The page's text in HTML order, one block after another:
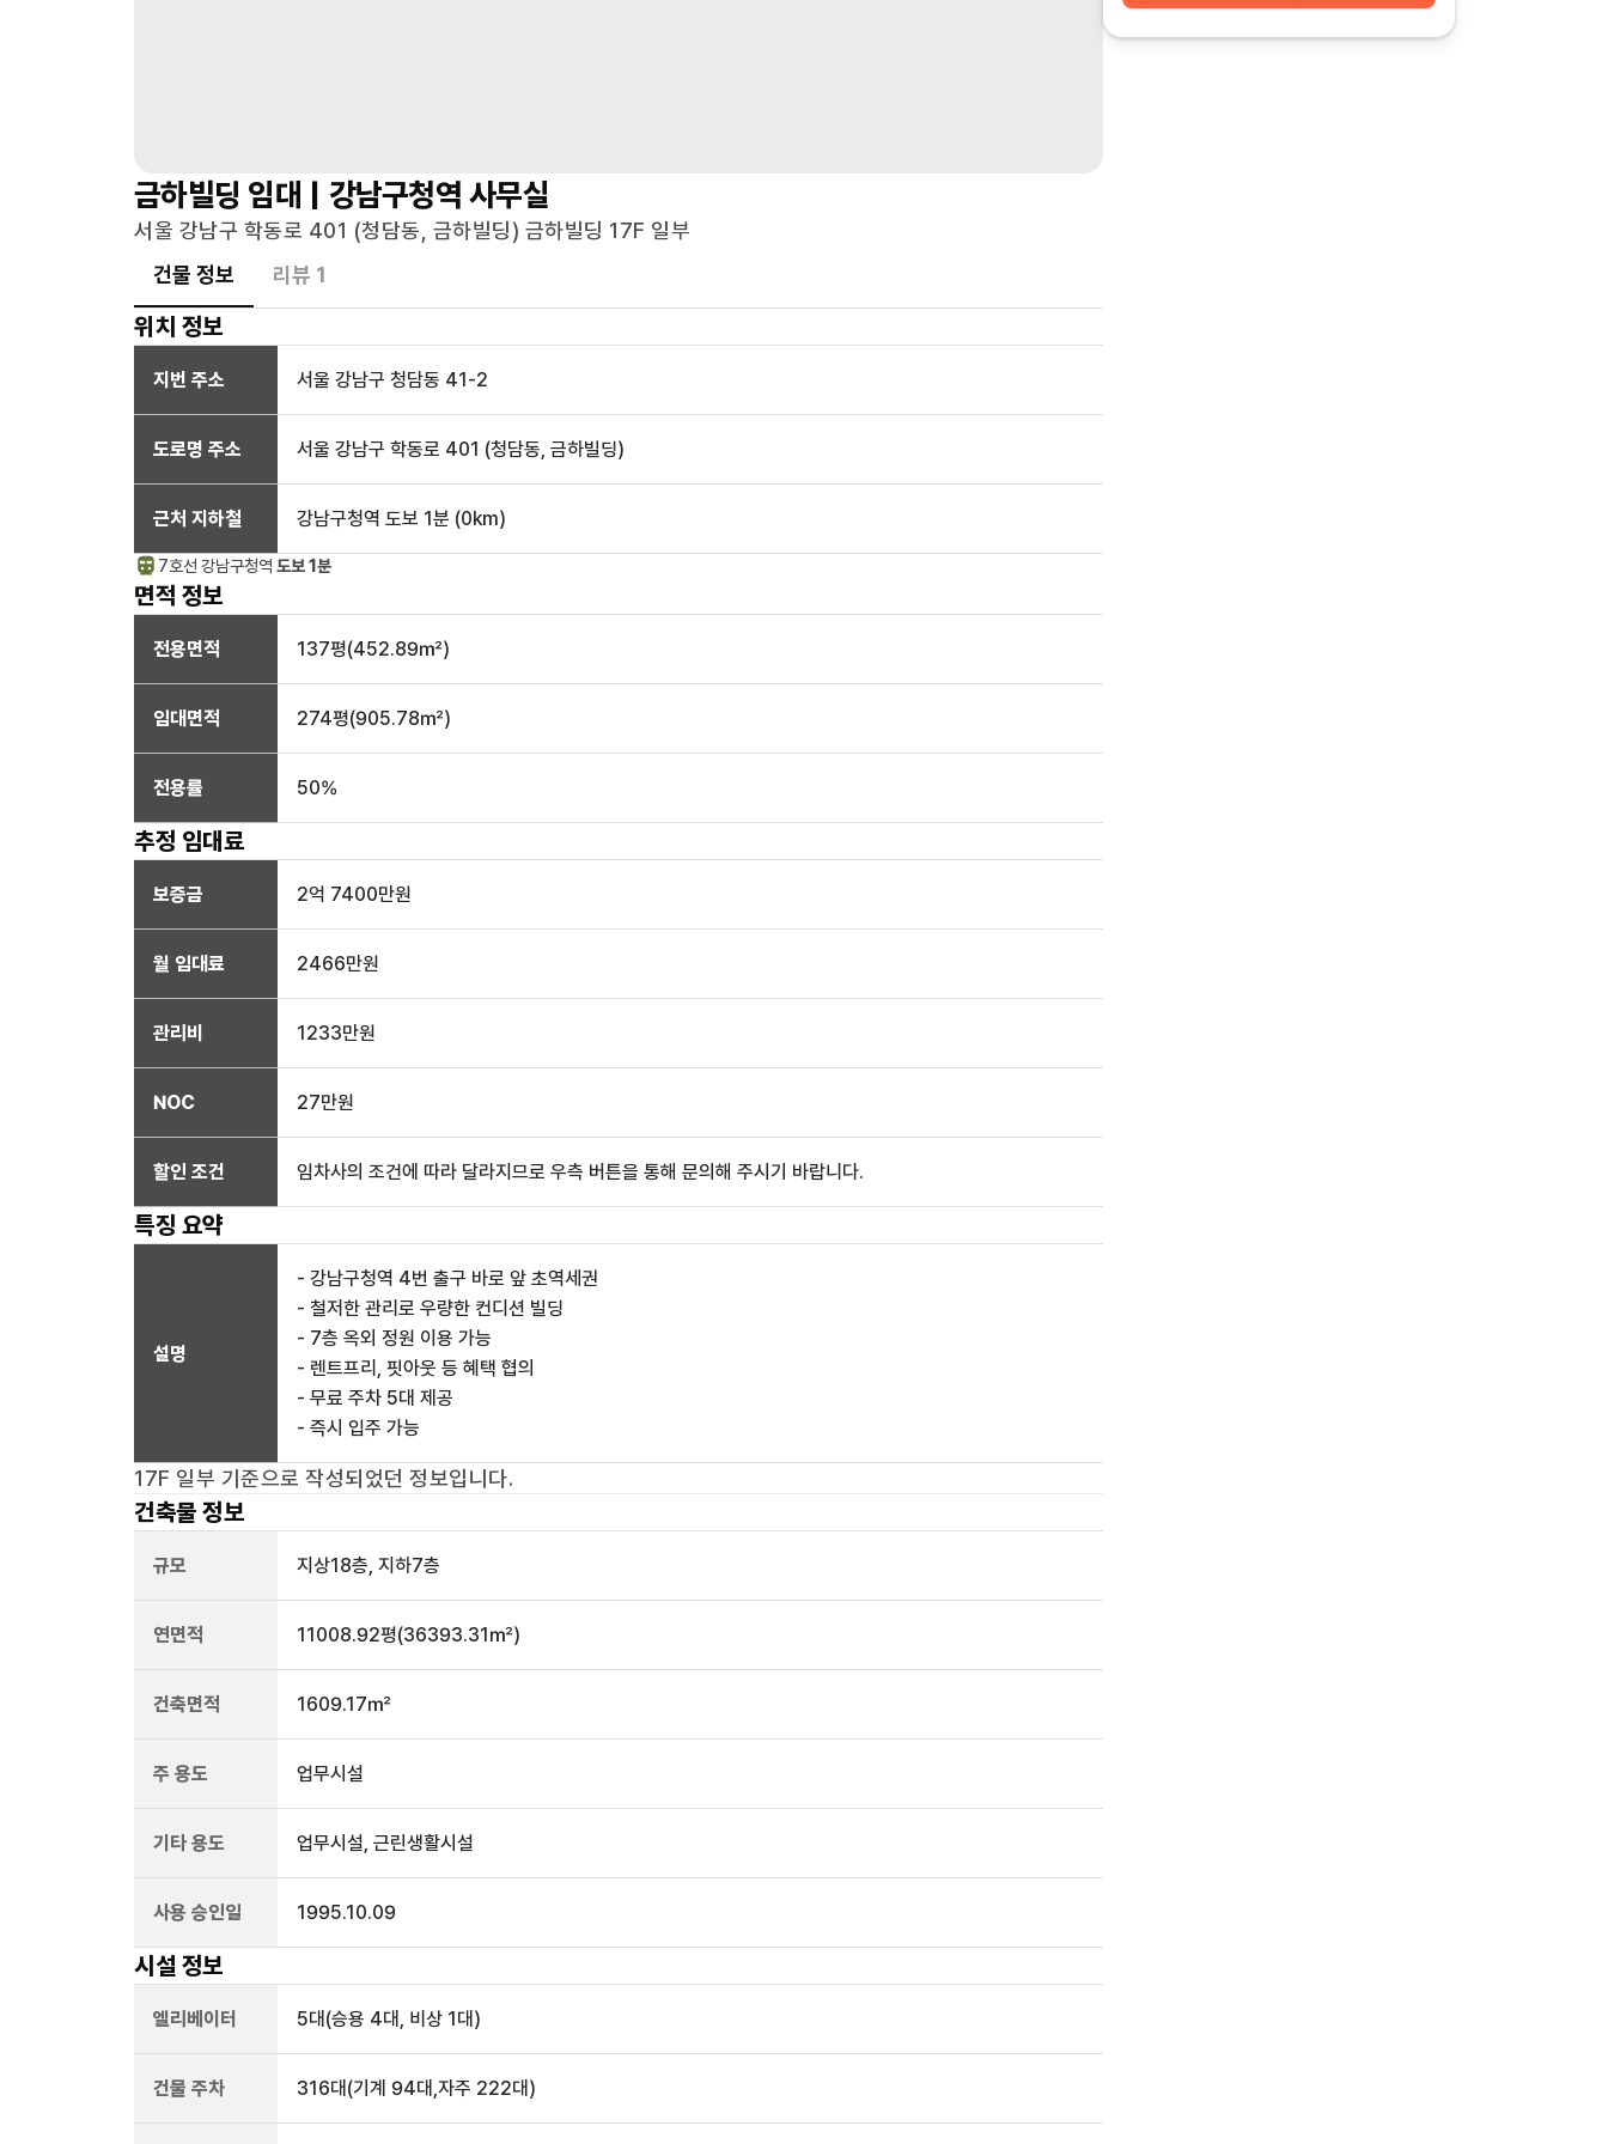
금하빌딩 임대 | 강남구청역 사무실
서울 강남구 학동로 401 (청담동, 금하빌딩) 금하빌딩 17F 일부
건물 정보
리뷰 1
위치 정보
지번 주소 서울 강남구 청담동 41-2
도로명 주소 서울 강남구 학동로 401 (청담동, 금하빌딩)
근처 지하철 강남구청역 도보 1분 (0km)
7호선 강남구청역 도보 1분
면적 정보
전용면적 137평(452.89㎡)
임대면적 274평(905.78㎡)
전용률 50%
추정 임대료
보증금 2억 7400만원
월 임대료 2466만원
관리비 1233만원
NOC 27만원
할인 조건 임차사의 조건에 따라 달라지므로 우측 버튼을 통해 문의해 주시기 바랍니다.
특징 요약
설명
- 강남구청역 4번 출구 바로 앞 초역세권
- 철저한 관리로 우량한 컨디션 빌딩
- 7층 옥외 정원 이용 가능
- 렌트프리, 핏아웃 등 혜택 협의
- 무료 주차 5대 제공
- 즉시 입주 가능
17F 일부 기준으로 작성되었던 정보입니다.
건축물 정보
규모 지상18층, 지하7층
연면적 11008.92평(36393.31㎡)
건축면적 1609.17㎡
주 용도 업무시설
기타 용도 업무시설, 근린생활시설
사용 승인일 1995.10.09
시설 정보
엘리베이터 5대 (승용 4대, 비상 1대)
건물 주차 316대 (기계 94대,자주 222대)